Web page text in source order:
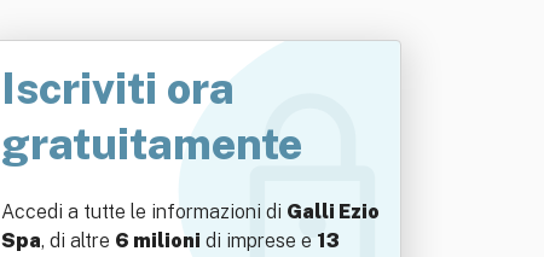
Iscriviti ora
gratuitamente
Accedi a tutte le informazioni di Galli Ezio
Spa, di altre 6 milioni di imprese e 13